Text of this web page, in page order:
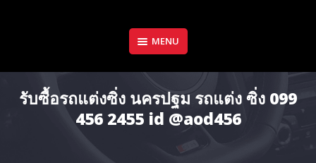
MENU
รับซื้อรถแต่งซิ่ง นครปฐม รถแต่ง ซิ่ง 099
456 2455 id @aod456